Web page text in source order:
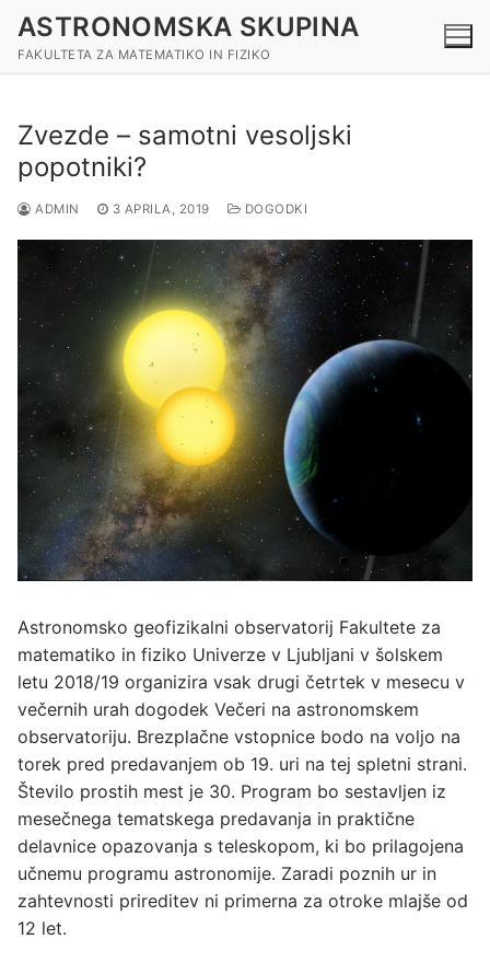
Preskoči
naASTRONOMSKA SKUPINA
FAKULTETA ZA MATEMATIKO IN FIZIKO
Zvezde – samotni vesoljski
popotniki?
ADMIN 3 APRILA, 2019 DOGODKI
Astronomsko geofizikalni observatorij Fakultete za
matematiko in fiziko Univerze v Ljubljani v šolskem
letu 2018/19 organizira vsak drugi četrtek v mesecu v
večernih urah dogodek Večeri na astronomskem
observatoriju. Brezplačne vstopnice bodo na voljo na
torek pred predavanjem ob 19. uri na tej spletni strani.
Število prostih mest je 30. Program bo sestavljen iz
mesečnega tematskega predavanja in praktične
delavnice opazovanja s teleskopom, ki bo prilagojena
učnemu programu astronomije. Zaradi poznih ur in
zahtevnosti prireditev ni primerna za otroke mlajše od
12 let.